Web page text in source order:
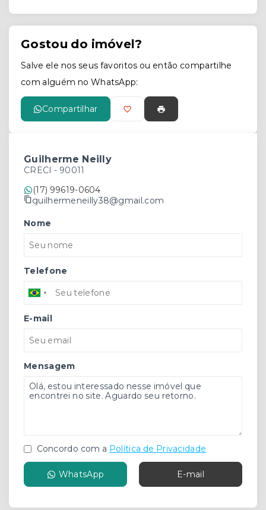
Gostou do imóvel?
Salve ele nos seus favoritos ou então compartilhe
com alguém no WhatsApp:
Compartilhar
Guilherme Neilly
CRECI - 90011
(17) 99619-0604
guilhermeneilly38@gmail.com
Nome
Telefone
E-mail
Mensagem
Concordo com a Política de Privacidade
WhatsApp E-mail